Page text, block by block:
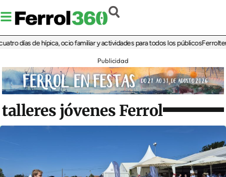
de hípica, ocio familiar y actividades para todos los públicosFerrolterra
Publicidad
talleres jóvenes Ferrol